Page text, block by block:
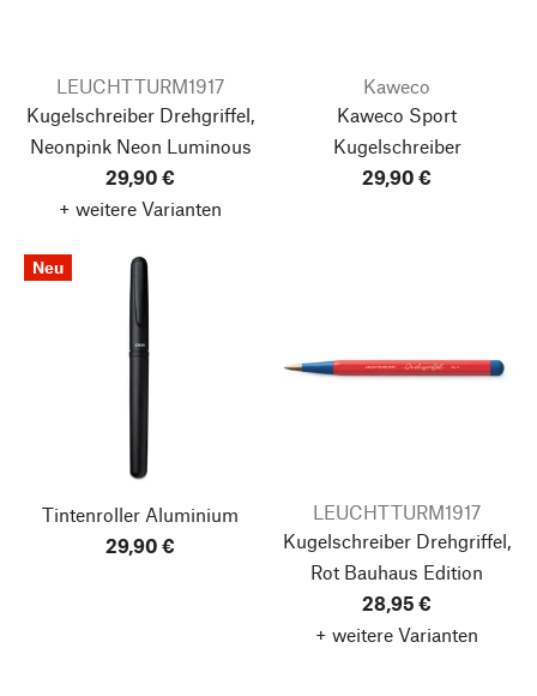
LEUCHTTURM1917
Kugelschreiber Drehgriffel,
NeonpinkNeon Luminous
29,90 €
+ weitere Varianten
Kaweco
Kaweco Sport
Kugelschreiber
29,90 €
Neu
Tintenroller Aluminium
29,90 €
LEUCHTTURM1917
Kugelschreiber Drehgriffel,
Rot Bauhaus Edition
28,95 €
+ weitere Varianten